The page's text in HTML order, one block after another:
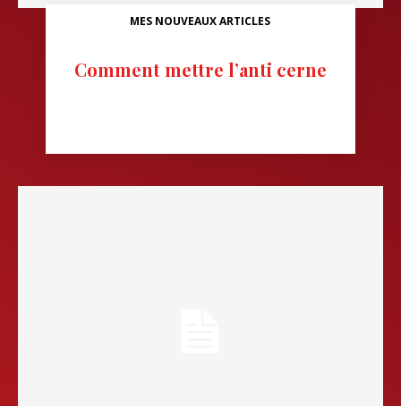
MES NOUVEAUX ARTICLES
Comment mettre l’anti cerne